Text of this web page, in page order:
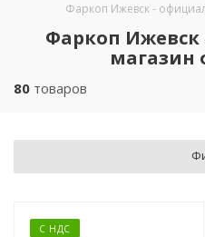
Фаркоп Ижевск -
Фаркоп
магазин
80 товаров
С НДС